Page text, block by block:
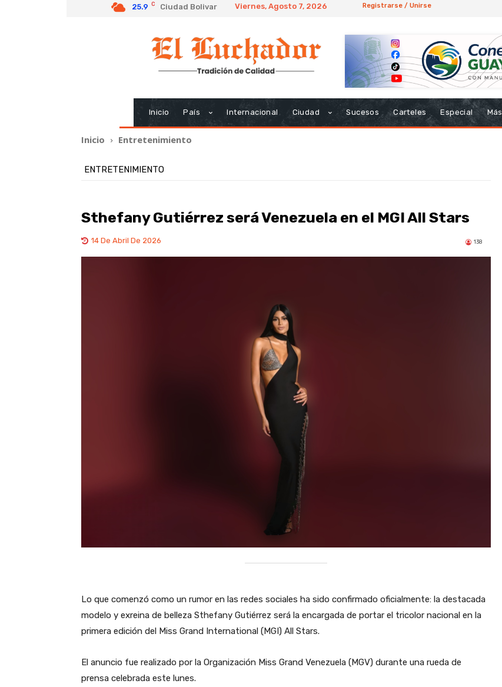
25.9 C Ciudad Bolivar Viernes, Agosto 7, 2026 Registrarse / Unirse
Inicio País Internacional Ciudad Sucesos Carteles Especial Más
Inicio Entretenimiento
ENTRETENIMIENTO
Sthefany Gutiérrez será Venezuela en el MGI All Stars
14 De Abril De 2026 138
Lo que comenzó como un rumor en las redes sociales ha sido confirmado oficialmente: la destacada
modelo y exreina de belleza Sthefany Gutiérrez será la encargada de portar el tricolor nacional en la
primera edición del Miss Grand International (MGI) All Stars.
El anuncio fue realizado por la Organización Miss Grand Venezuela (MGV) durante una rueda de
prensa celebrada este lunes.